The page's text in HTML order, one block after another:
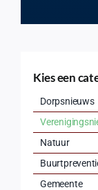
Kies een
Dorpsnieuws
Natuur
Gemeente